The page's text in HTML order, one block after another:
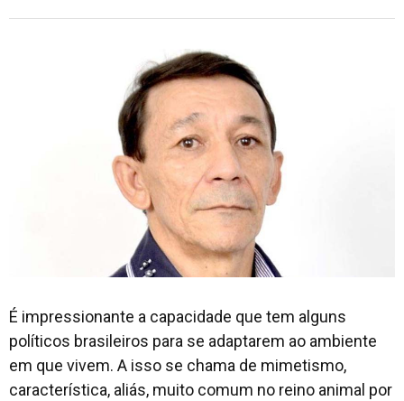
É impressionante a capacidade que tem alguns
políticos brasileiros para se adaptarem ao ambiente
em que vivem. A isso se chama de mimetismo,
característica, aliás, muito comum no reino animal por